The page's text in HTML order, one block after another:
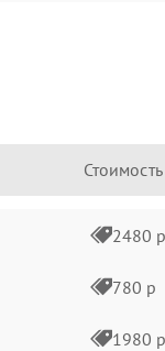
Стоимость
2480 р
780 р
1980 р